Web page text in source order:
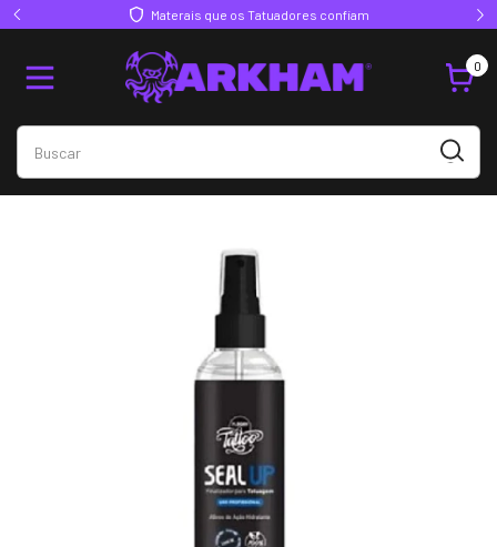
Materais que os Tatuadores confiam
0